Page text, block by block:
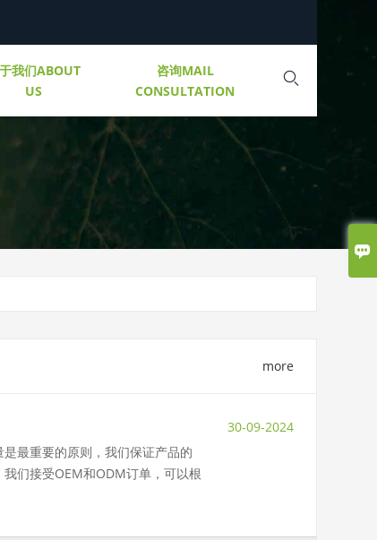
我们ABOUT
US
咨询MAIL
CONSULTATION

more
最重要的原则，我们保证产品的
们接受OEM和ODM订单，可以根
30-09-2024
